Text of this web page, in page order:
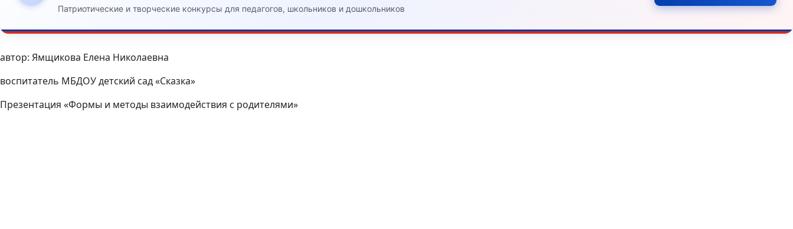
Патриотические и творческие конкурсы для педагогов, школьников и дошкольников
автор: Ямщикова Елена Николаевна
воспитатель МБДОУ детский сад «Сказка»
Презентация «Формы и методы взаимодействия с родителями»